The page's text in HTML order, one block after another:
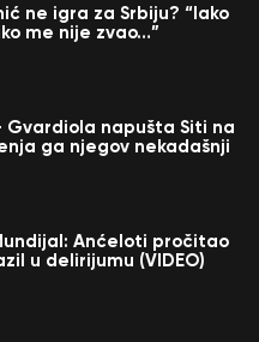
ne igra za Srbiju? “Iako
me nije zvao…”
Gvardiola napušta Siti na
ga njegov nekadašnji
Anćeloti pročitao
u delirijumu (VIDEO)